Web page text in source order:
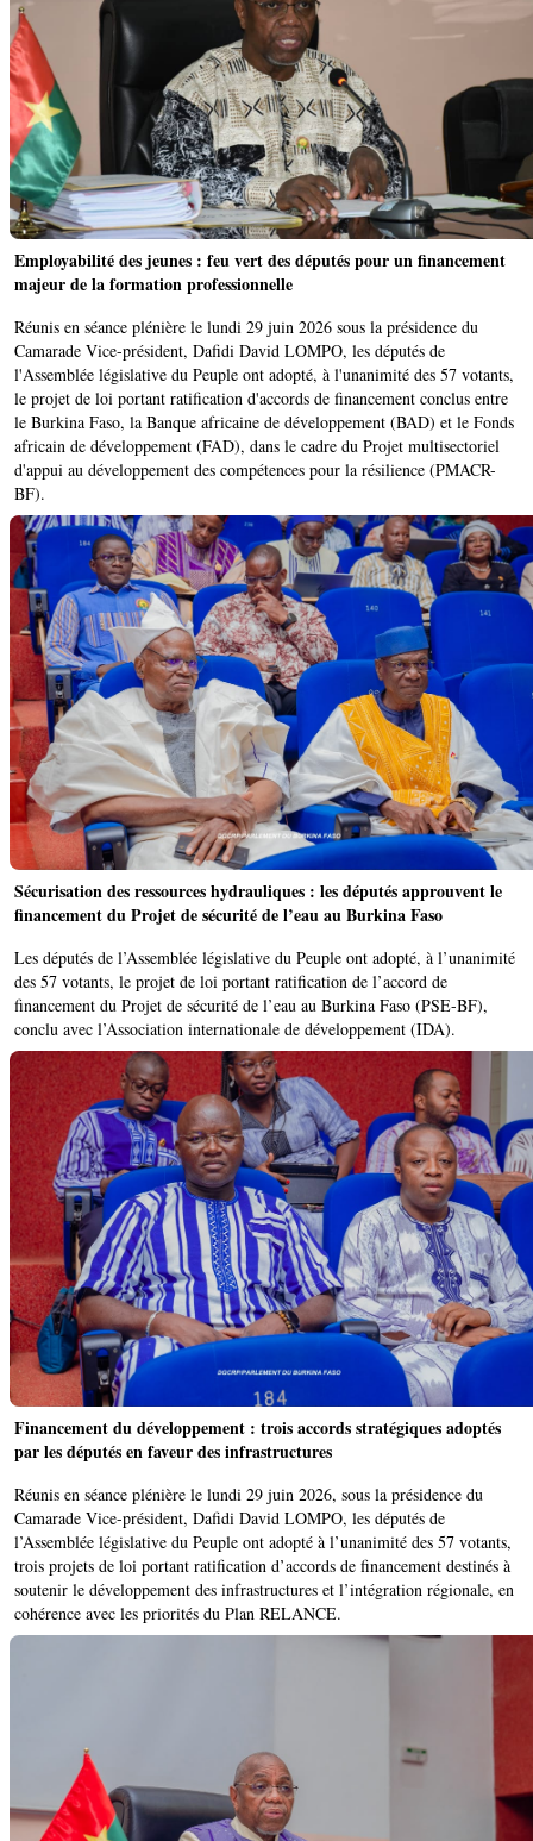
Employabilité des jeunes : feu vert des députés pour un financement
majeur de la formation professionnelle
Réunis en séance plénière le lundi 29 juin 2026 sous la présidence du
Camarade Vice-président, Dafidi David LOMPO, les députés de
l'Assemblée législative du Peuple ont adopté, à l'unanimité des 57 votants,
le projet de loi portant ratification d'accords de financement conclus entre
le Burkina Faso, la Banque africaine de développement (BAD) et le Fonds
africain de développement (FAD), dans le cadre du Projet multisectoriel
d'appui au développement des compétences pour la résilience (PMACR-
BF).
Sécurisation des ressources hydrauliques : les députés approuvent le
financement du Projet de sécurité de l’eau au Burkina Faso
Les députés de l’Assemblée législative du Peuple ont adopté, à l’unanimité
des 57 votants, le projet de loi portant ratification de l’accord de
financement du Projet de sécurité de l’eau au Burkina Faso (PSE-BF),
conclu avec l’Association internationale de développement (IDA).
Financement du développement : trois accords stratégiques adoptés
par les députés en faveur des infrastructures
Réunis en séance plénière le lundi 29 juin 2026, sous la présidence du
Camarade Vice-président, Dafidi David LOMPO, les députés de
l’Assemblée législative du Peuple ont adopté à l’unanimité des 57 votants,
trois projets de loi portant ratification d’accords de financement destinés à
soutenir le développement des infrastructures et l’intégration régionale, en
cohérence avec les priorités du Plan RELANCE.